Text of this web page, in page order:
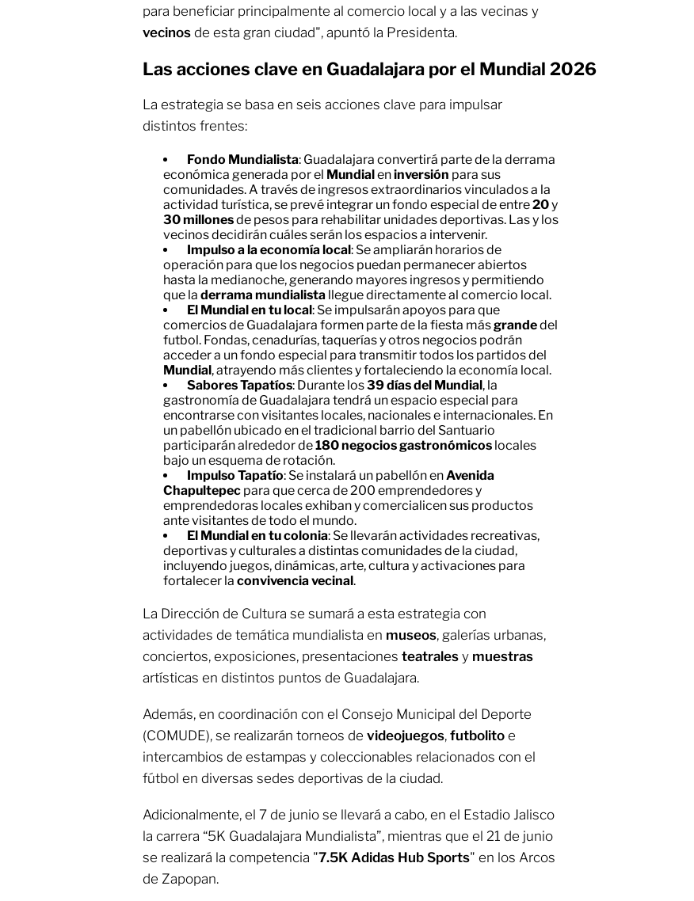
para beneficiar principalmente al comercio local y a las vecinas y
vecinos de esta gran ciudad", apuntó la Presidenta.
Las acciones clave en Guadalajara por el Mundial 2026
La estrategia se basa en seis acciones clave para impulsar
distintos frentes:
Fondo Mundialista: Guadalajara convertirá parte de la derrama
económica generada por el Mundialeninversión para sus
comunidades. A través de ingresos extraordinarios vinculados a la
actividad turística, se prevé integrar un fondo especial de entre20y
30millonesde pesos para rehabilitar unidades deportivas. Las y los
vecinos decidirán cuáles serán los espacios a intervenir.
Impulso a la economía local: Se ampliarán horarios de
operación para que los negocios puedan permanecer abiertos
hasta la medianoche, generando mayores ingresos y permitiendo
que la derramamundialista llegue directamente al comercio local.
El Mundial en tu local: Se impulsarán apoyos para que
comercios de Guadalajara formen parte de la fiesta másgrandedel
futbol. Fondas, cenadurías, taquerías y otros negocios podrán
acceder a un fondo especial para transmitir todos los partidos del
Mundial, atrayendo más clientes y fortaleciendo la economía local.
Sabores Tapatíos: Durante los39 días del Mundial, la
gastronomía de Guadalajara tendrá un espacio especial para
encontrarse con visitantes locales, nacionales e internacionales. En
un pabellón ubicado en el tradicional barrio del Santuario
participarán alrededor de180 negocios gastronómicos locales
bajo un esquema de rotación.
Impulso Tapatío: Se instalará un pabellón en Avenida
Chapultepec para que cerca de 200 emprendedores y
emprendedoras locales exhiban y comercialicen sus productos
ante visitantes de todo el mundo.
El Mundial en tu colonia: Se llevarán actividades recreativas,
deportivas y culturales a distintas comunidades de la ciudad,
incluyendo juegos, dinámicas, arte, cultura y activaciones para
fortalecer la convivencia vecinal.
La Dirección de Cultura se sumará a esta estrategia con
actividades de temática mundialista en museos, galerías urbanas,
conciertos, exposiciones, presentaciones teatrales y muestras
artísticas en distintos puntos de Guadalajara.
Además, en coordinación con el Consejo Municipal del Deporte
(COMUDE), se realizarán torneos de videojuegos, futbolito e
intercambios de estampas y coleccionables relacionados con el
fútbol en diversas sedes deportivas de la ciudad.
Adicionalmente, el 7 de junio se llevará a cabo, en el Estadio Jalisco
la carrera “5K Guadalajara Mundialista”, mientras que el 21 de junio
se realizará la competencia "7.5K Adidas Hub Sports" en los Arcos
de Zapopan.